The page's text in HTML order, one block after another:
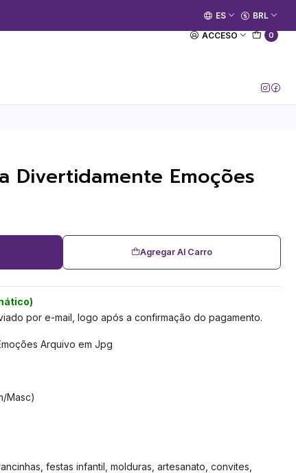
ACCESO 0
[Entrar no Canal]
ES BRL
Divertidamente Emoções
Agregar Al Carro
por e-mail, logo após a confirmação do pagamento.
Arquivo em Jpg
Masc)
festas infantil, molduras, artesanato, convites,